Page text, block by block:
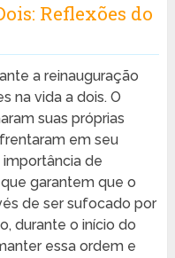
Reflexões do
a reinauguração
na vida a dois. O
suas próprias
em seu
de
garantem que o
de ser sufocado por
durante o início do
essa ordem e